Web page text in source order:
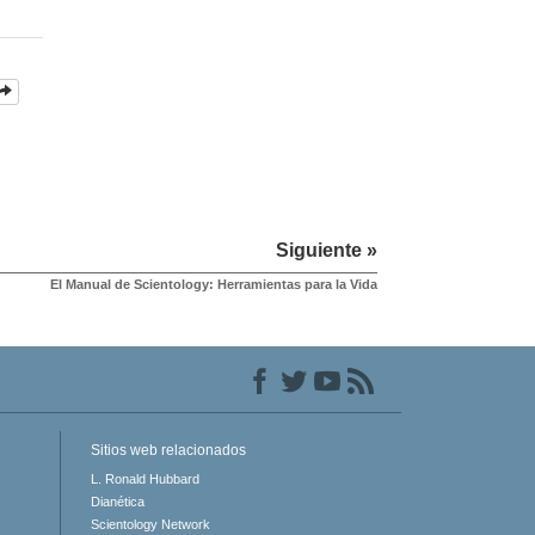
Siguiente »
El Manual de Scientology: Herramientas para la Vida
Sitios web relacionados
L. Ronald Hubbard
Dianética
Scientology Network